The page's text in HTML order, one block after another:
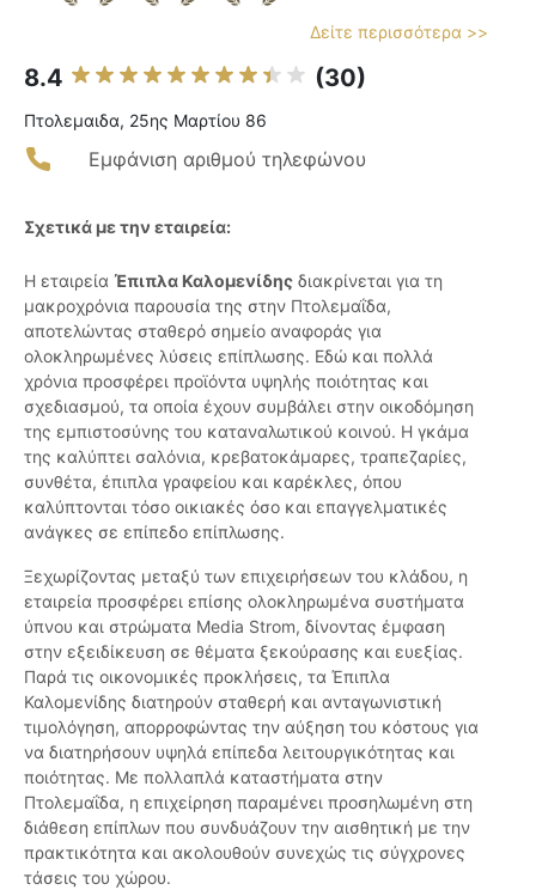
Δείτε περισσότερα >>
8.4 (30)
Πτολεμαιδα, 25ης Μαρτίου 86
Εμφάνιση αριθμού τηλεφώνου
Σχετικά με την εταιρεία:
Η εταιρεία Έπιπλα Καλομενίδης διακρίνεται για τη
μακροχρόνια παρουσία της στην Πτολεμαΐδα,
αποτελώντας σταθερό σημείο αναφοράς για
ολοκληρωμένες λύσεις επίπλωσης. Εδώ και πολλά
χρόνια προσφέρει προϊόντα υψηλής ποιότητας και
σχεδιασμού, τα οποία έχουν συμβάλει στην οικοδόμηση
της εμπιστοσύνης του καταναλωτικού κοινού. Η γκάμα
της καλύπτει σαλόνια, κρεβατοκάμαρες, τραπεζαρίες,
συνθέτα, έπιπλα γραφείου και καρέκλες, όπου
καλύπτονται τόσο οικιακές όσο και επαγγελματικές
ανάγκες σε επίπεδο επίπλωσης.
Ξεχωρίζοντας μεταξύ των επιχειρήσεων του κλάδου, η
εταιρεία προσφέρει επίσης ολοκληρωμένα συστήματα
ύπνου και στρώματα Media Strom, δίνοντας έμφαση
στην εξειδίκευση σε θέματα ξεκούρασης και ευεξίας.
Παρά τις οικονομικές προκλήσεις, τα Έπιπλα
Καλομενίδης διατηρούν σταθερή και ανταγωνιστική
τιμολόγηση, απορροφώντας την αύξηση του κόστους για
να διατηρήσουν υψηλά επίπεδα λειτουργικότητας και
ποιότητας. Με πολλαπλά καταστήματα στην
Πτολεμαΐδα, η επιχείρηση παραμένει προσηλωμένη στη
διάθεση επίπλων που συνδυάζουν την αισθητική με την
πρακτικότητα και ακολουθούν συνεχώς τις σύγχρονες
τάσεις του χώρου.